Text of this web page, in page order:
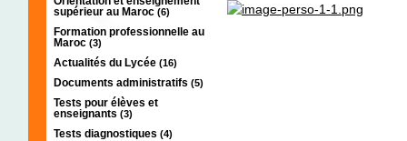
supérieur au Maroc (6)
Formation professionnelle au
Maroc (3)
Actualités du Lycée (16)
Documents administratifs (5)
Tests pour élèves et
enseignants (3)
Tests diagnostiques (4)